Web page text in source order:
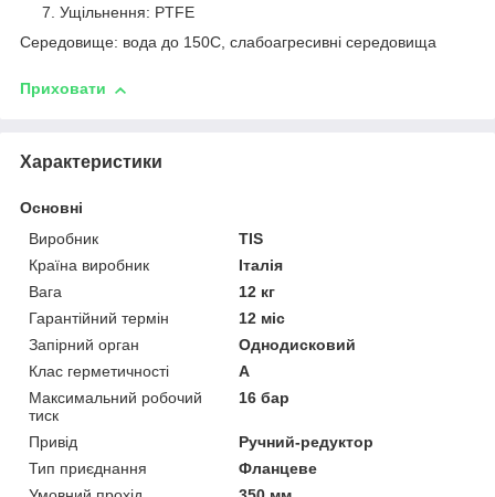
Ущільнення: PTFE
Середовище: вода до 150С, слабоагресивні середовища
Приховати
Характеристики
Основні
Виробник
TIS
Країна виробник
Італія
Вага
12 кг
Гарантійний термін
12 міс
Запірний орган
Однодисковий
Клас герметичності
А
Максимальний робочий
тиск
16 бар
Привід
Ручний-редуктор
Тип приєднання
Фланцеве